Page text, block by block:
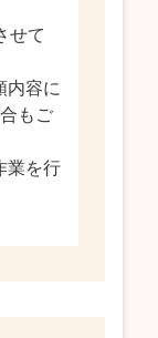
せて
内容に
もご
業を行